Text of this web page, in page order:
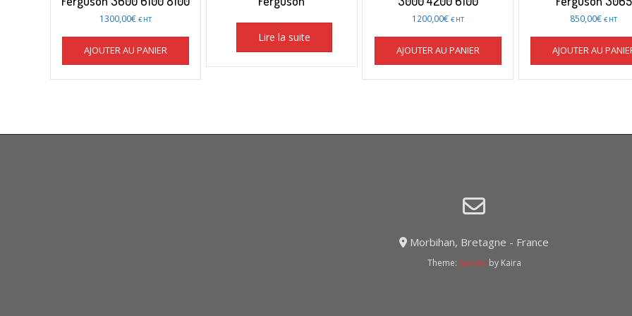
1300,00€ € HT
AJOUTER AU PANIER
Lire la suite
1200,00€ € HT
AJOUTER AU PANIER
850,00€ € HT
AJOUTER AU
Morbihan, Bretagne - France
Theme: Sabino by Kaira